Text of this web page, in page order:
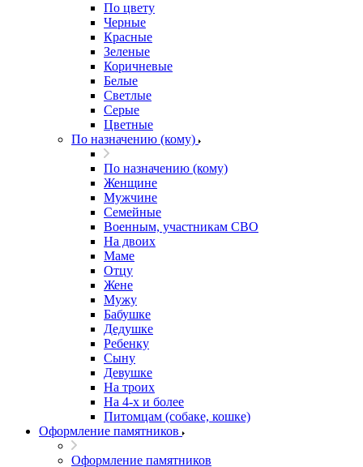
По цвету
Черные
Красные
Зеленые
Коричневые
Белые
Светлые
Серые
Цветные
По назначению (кому)
По назначению (кому)
Женщине
Мужчине
Семейные
Военным, участникам СВО
На двоих
Маме
Отцу
Жене
Мужу
Бабушке
Дедушке
Ребенку
Сыну
Девушке
На троих
На 4-х и более
Питомцам (собаке, кошке)
Оформление памятников
Оформление памятников